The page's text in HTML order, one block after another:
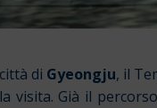
di Gyeongju, il
visita. Già il